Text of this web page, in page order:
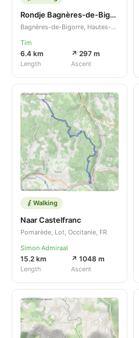
Rondje Bagnères-de-Bigorre
Bagnères-de-Bigorre, Hautes-Pyrénées, Occitanie, FR
Tim
6.4 km
Length
↗ 297 m
Ascent
Walking
Naar Castelfranc
Pomarède, Lot, Occitanie, FR
Simon Admiraal
15.2 km
Length
↗ 1048 m
Ascent